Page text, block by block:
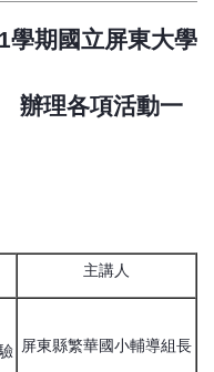
國立屏東大學
動一
主講人
屏東縣繁華國小輔導組長